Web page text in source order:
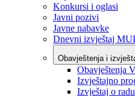
Sve vijesti
Izdvojeno
Najave
Konkursi i oglasi
Javni pozivi
Javne nabavke
Dnevni izvještaj
Obavještenja i